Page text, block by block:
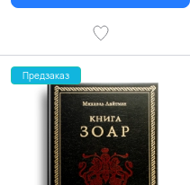
Предзаказ